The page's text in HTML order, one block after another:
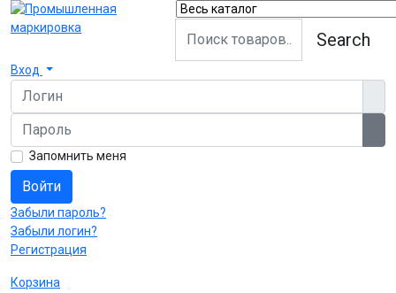
Search
Вход
Логин
Пароль
Запомнить меня
Войти
Забыли пароль?
Забыли логин?
Регистрация
Корзина